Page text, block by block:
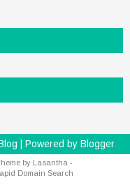
| Powered by Blogger
by Lasantha -
Domain Search